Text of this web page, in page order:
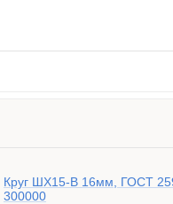
Круг ШХ15-В 16мм, ГОСТ
300000